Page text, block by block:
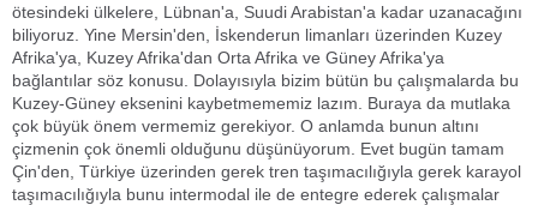
ötesindeki ülkelere, Lübnan'a, Suudi Arabistan'a kadar uzanacağını
biliyoruz. Yine Mersin'den, İskenderun limanları üzerinden Kuzey
Afrika'ya, Kuzey Afrika'dan Orta Afrika ve Güney Afrika'ya
bağlantılar söz konusu. Dolayısıyla bizim bütün bu çalışmalarda bu
Kuzey-Güney eksenini kaybetmememiz lazım. Buraya da mutlaka
çok büyük önem vermemiz gerekiyor. O anlamda bunun altını
çizmenin çok önemli olduğunu düşünüyorum. Evet bugün tamam
Çin'den, Türkiye üzerinden gerek tren taşımacılığıyla gerek karayol
taşımacılığıyla bunu intermodal ile de entegre ederek çalışmalar